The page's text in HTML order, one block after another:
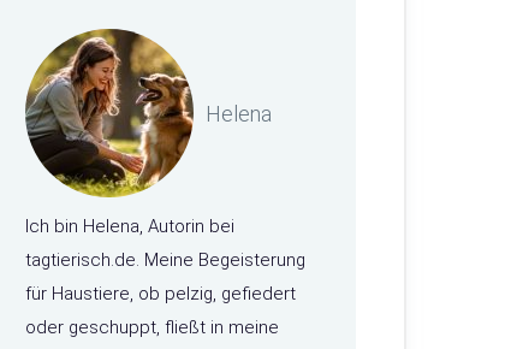
Helena
Ich bin Helena, Autorin bei
tagtierisch.de. Meine Begeisterung
für Haustiere, ob pelzig, gefiedert
oder geschuppt, fließt in meine